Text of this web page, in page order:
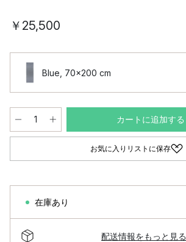
￥25,500
Blue, 70x200 cm
カートに追加する
お気に入りリストに保存
在庫あり
配送情報をもっと見る